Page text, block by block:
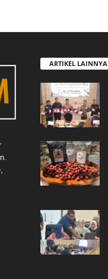
ARTIKEL LAINNYA